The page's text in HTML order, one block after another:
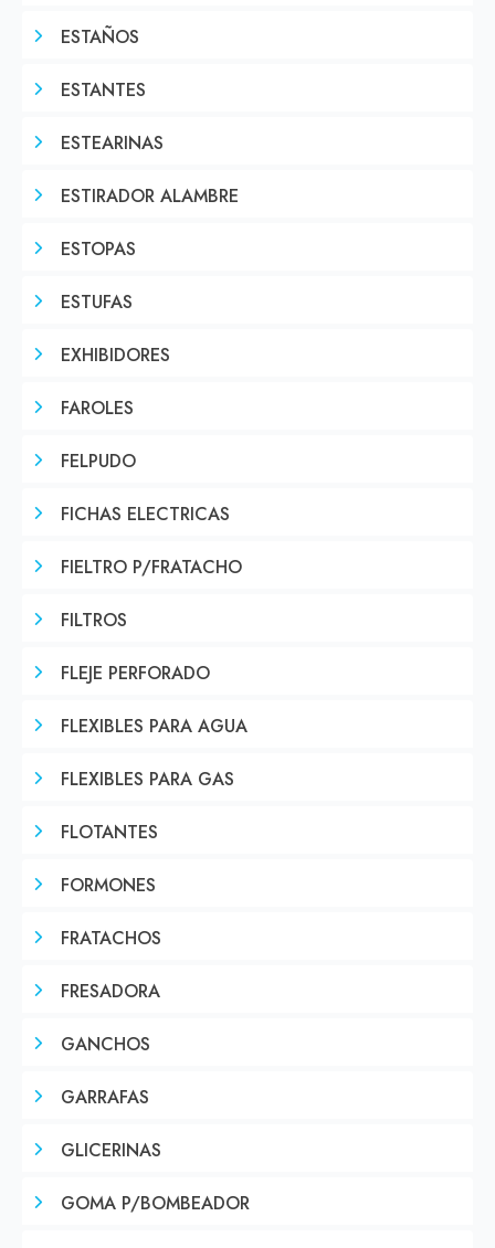
ESTAÑOS
ESTANTES
ESTEARINAS
ESTIRADOR ALAMBRE
ESTOPAS
ESTUFAS
EXHIBIDORES
FAROLES
FELPUDO
FICHAS ELECTRICAS
FIELTRO P/FRATACHO
FILTROS
FLEJE PERFORADO
FLEXIBLES PARA AGUA
FLEXIBLES PARA GAS
FLOTANTES
FORMONES
FRATACHOS
FRESADORA
GANCHOS
GARRAFAS
GLICERINAS
GOMA P/BOMBEADOR